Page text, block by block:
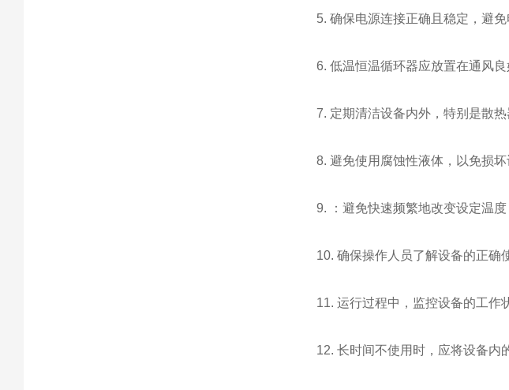
5. 确保电源连接正确且稳定，避免
6. 低温恒温循环器应放置在通风
7. 定期清洁设备内外，特别是散
8. 避免使用腐蚀性液体，以免损坏
9. ：避免快速频繁地改变设定温
10. 确保操作人员了解设备的正确
11. 运行过程中，监控设备的工作
12. 长时间不使用时，应将设备内